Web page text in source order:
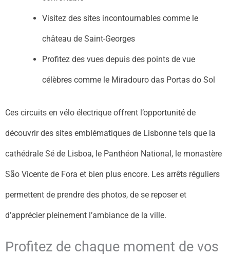
Visitez des sites incontournables comme le
château de Saint-Georges
Profitez des vues depuis des points de vue
célèbres comme le Miradouro das Portas do Sol
Ces circuits en vélo électrique offrent l’opportunité de
découvrir des sites emblématiques de Lisbonne tels que la
cathédrale Sé de Lisboa, le Panthéon National, le monastère
São Vicente de Fora et bien plus encore. Les arrêts réguliers
permettent de prendre des photos, de se reposer et
d’apprécier pleinement l’ambiance de la ville.
Profitez de chaque moment de vos